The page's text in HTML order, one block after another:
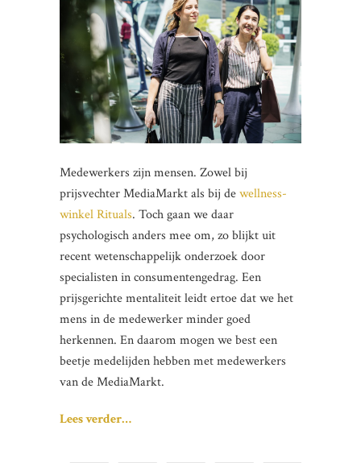
Medewerkers zijn mensen. Zowel bij
prijsvechter MediaMarkt als bij dewellness-
winkel Rituals. Toch gaan we daar
psychologisch anders mee om, zo blijkt uit
recent wetenschappelijk onderzoek door
specialisten in consumentengedrag. Een
prijsgerichte mentaliteit leidt ertoe dat we het
mens in de medewerker minder goed
herkennen. En daarom mogen we best een
beetje medelijden hebben met medewerkers
van de MediaMarkt.
Lees verder…